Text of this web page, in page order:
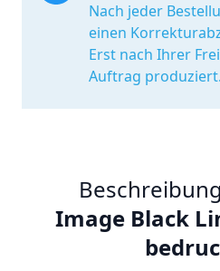
Nach jeder
einen
Erst nach Ihrer
Auftrag produziert.
Image Black